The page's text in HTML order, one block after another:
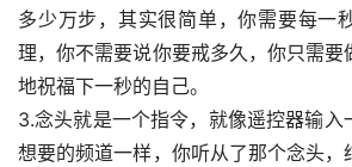
多少万步，其实很简单，你需要每一
理，你不需要说你要戒多久，你只需要
地祝福下一秒的自己。
3.念头就是一个指令，就像遥控器输入
想要的频道一样，你听从了那个念头，